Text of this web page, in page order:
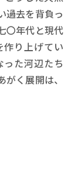
過去を背負っ
〇年代と現代
作り上げてい
た河辺たち
く展開は、